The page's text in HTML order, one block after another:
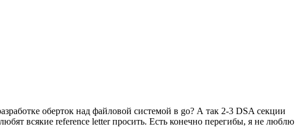
оберток над файловой системой в go? А так 2-3 DSA секции
всякие reference letter просить. Есть конечно перегибы, я не люблю